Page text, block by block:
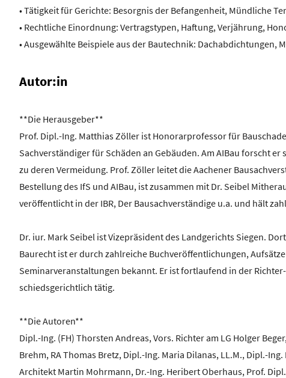
• Tätigkeit für Gerichte: Besorgnis der Befangenheit, Mündliche
• Rechtliche Einordnung: Vertragstypen, Haftung, Verjährung,
• Ausgewählte Beispiele aus der Bautechnik: Dachabdichtungen,
Autor:in
**Die Herausgeber**
Prof. Dipl.-Ing. Matthias Zöller ist Honorarprofessor für
Sachverständiger für Schäden an Gebäuden. Am AIBau forscht
zu deren Vermeidung. Prof. Zöller leitet die Aachener
Bestellung des IfS und AIBau, ist zusammen mit Dr. Seibel
veröffentlicht in der IBR, Der Bausachverständige u.a. und hält
Dr. iur. Mark Seibel ist Vizepräsident des Landgerichts Siegen.
Baurecht ist er durch zahlreiche Buchveröffentlichungen,
Seminarveranstaltungen bekannt. Er ist fortlaufend in der
schiedsgerichtlich tätig.
**Die Autoren**
Dipl.-Ing. (FH) Thorsten Andreas, Vors. Richter am LG Holger
Brehm, RA Thomas Bretz, Dipl.-Ing. Maria Dilanas, LL.M., Dipl.-
Architekt Martin Mohrmann, Dr.-Ing. Heribert Oberhaus, Prof.